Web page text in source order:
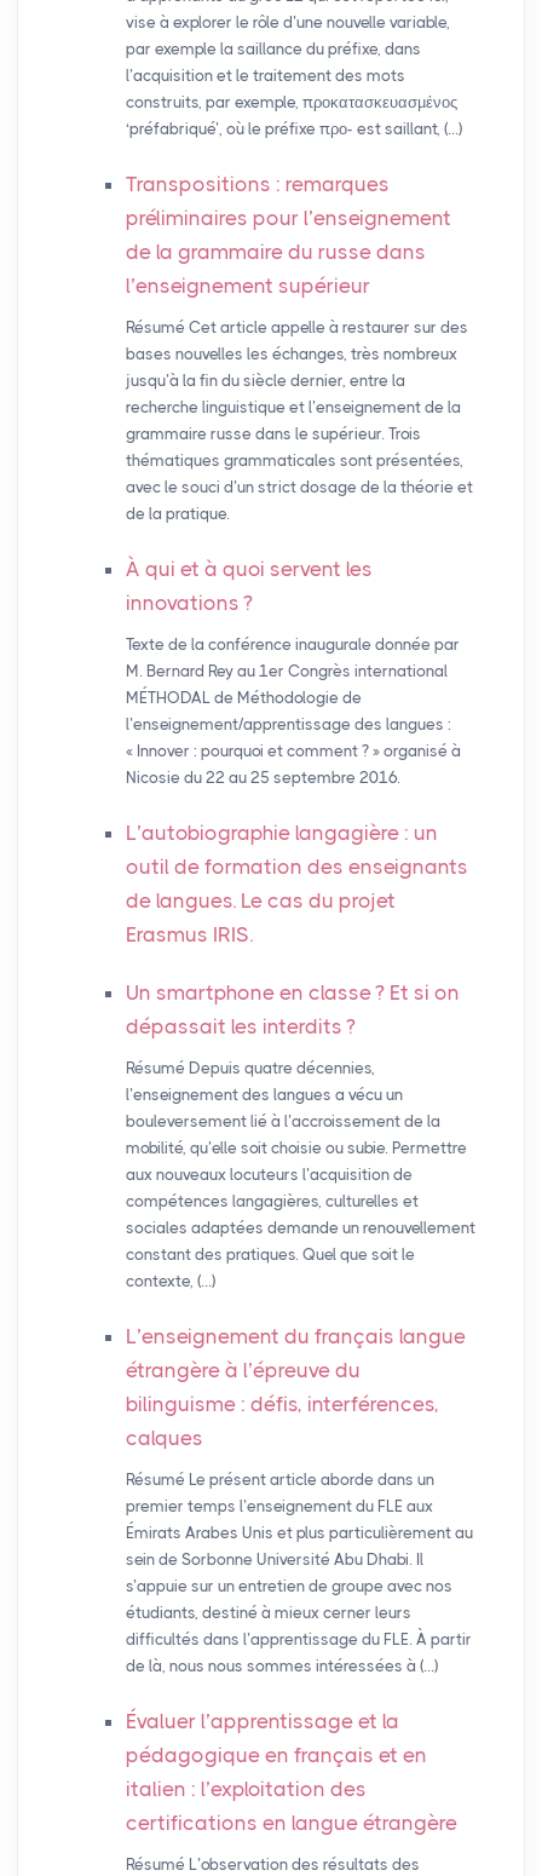
vise à explorer le rôle d’une nouvelle variable,
par exemple la saillance du préfixe, dans
l’acquisition et le traitement des mots
construits, par exemple, προκατασκευασμένος
‘préfabriqué’, où le préfixe προ- est saillant, (…)
Transpositions : remarques
préliminaires pour l’enseignement
de la grammaire du russe dans
l’enseignement supérieur
Résumé Cet article appelle à restaurer sur des
bases nouvelles les échanges, très nombreux
jusqu’à la fin du siècle dernier, entre la
recherche linguistique et l’enseignement de la
grammaire russe dans le supérieur. Trois
thématiques grammaticales sont présentées,
avec le souci d’un strict dosage de la théorie et
de la pratique.
À qui et à quoi servent les
innovations ?
Texte de la conférence inaugurale donnée par
M. Bernard Rey au 1er Congrès international
MÉTHODAL de Méthodologie de
l’enseignement/apprentissage des langues :
« Innover : pourquoi et comment ? » organisé à
Nicosie du 22 au 25 septembre 2016.
L’autobiographie langagière : un
outil de formation des enseignants
de langues. Le cas du projet
Erasmus IRIS.
Un smartphone en classe? Et si on
dépassait les interdits ?
Résumé Depuis quatre décennies,
l’enseignement des langues a vécu un
bouleversement lié à l’accroissement de la
mobilité, qu’elle soit choisie ou subie. Permettre
aux nouveaux locuteurs l’acquisition de
compétences langagières, culturelles et
sociales adaptées demande un renouvellement
constant des pratiques. Quel que soit le
contexte, (…)
L’enseignement du français langue
étrangère à l’épreuve du
bilinguisme : défis, interférences,
calques
Résumé Le présent article aborde dans un
premier temps l’enseignement du FLE aux
Émirats Arabes Unis et plus particulièrement au
sein de Sorbonne Université Abu Dhabi. Il
s’appuie sur un entretien de groupe avec nos
étudiants, destiné à mieux cerner leurs
difficultés dans l’apprentissage du FLE. À partir
de là, nous nous sommes intéressées à (…)
Évaluer l’apprentissage et la
pédagogique en français et en
italien : l’exploitation des
certifications en langue étrangère
Résumé L’observation des résultats des